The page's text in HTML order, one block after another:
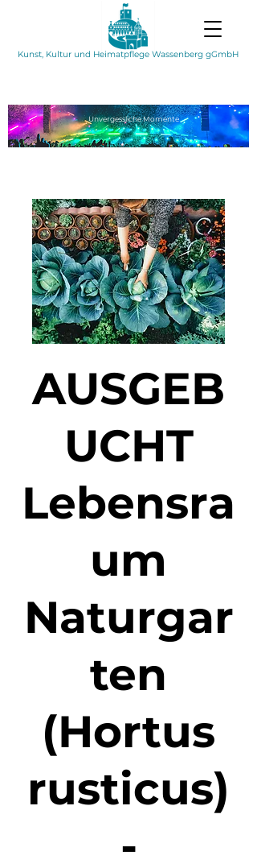
Kunst, Kultur und Heimatpflege Wassenberg gGmbH
UnvergesslicheMomente
AUSGEB
UCHT
Lebensra
um
Naturgar
ten
(Hortus
rusticus)
-